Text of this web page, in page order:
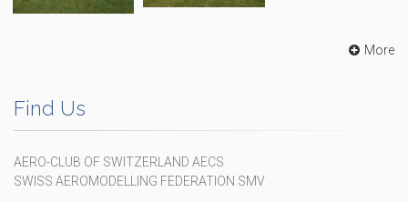
More
Find Us
AERO-CLUB OF SWITZERLAND AECS
SWISS AEROMODELLING FEDERATION SMV